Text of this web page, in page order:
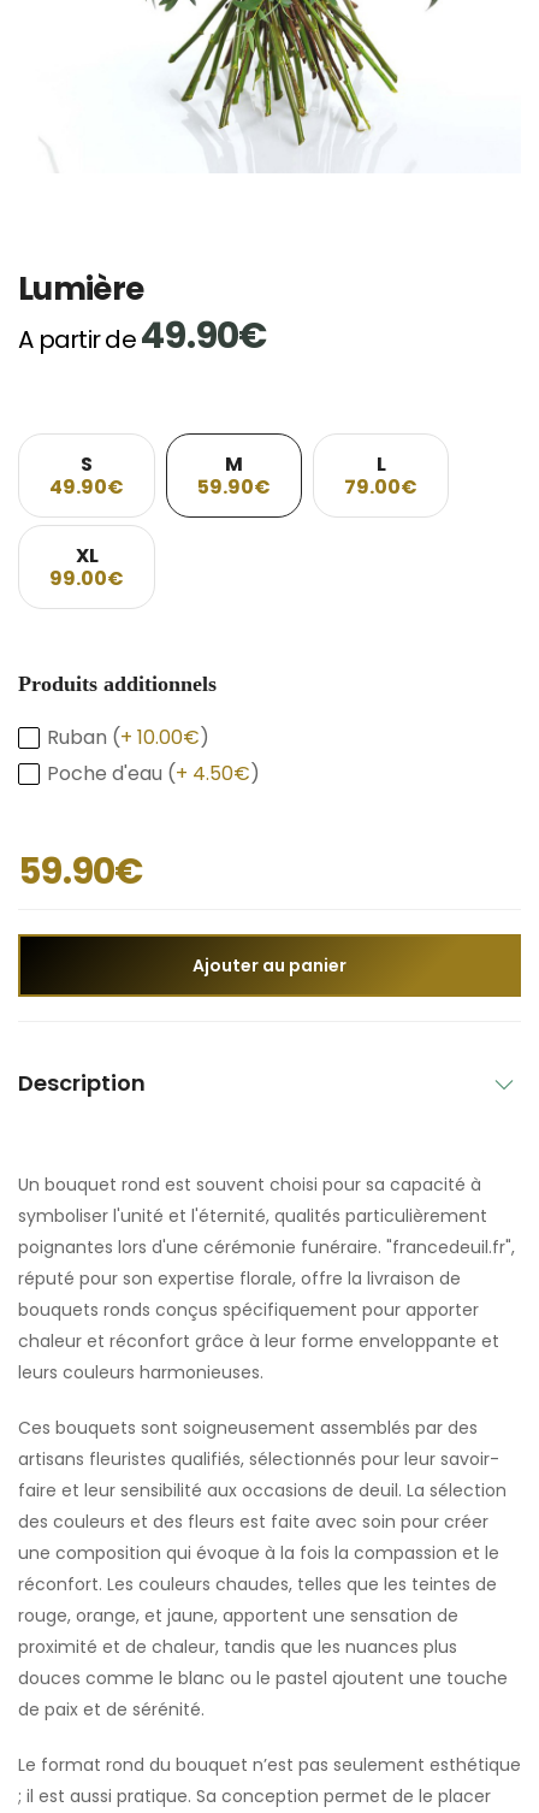
Lumière
A partir de49.90€
S
49.90€
M
59.90€
L
79.00€
XL
99.00€
Produits additionnels
Ruban (+ 10.00€)
Poche d'eau (+ 4.50€)
59.90€
Ajouter au panier
Description
Un bouquet rond est souvent choisi pour sa capacité à
symboliser l'unité et l'éternité, qualités particulièrement
poignantes lors d'une cérémonie funéraire. "francedeuil.fr",
réputé pour son expertise florale, offre la livraison de
bouquets ronds conçus spécifiquement pour apporter
chaleur et réconfort grâce à leur forme enveloppante et
leurs couleurs harmonieuses.
Ces bouquets sont soigneusement assemblés par des
artisans fleuristes qualifiés, sélectionnés pour leur savoir-
faire et leur sensibilité aux occasions de deuil. La sélection
des couleurs et des fleurs est faite avec soin pour créer
une composition qui évoque à la fois la compassion et le
réconfort. Les couleurs chaudes, telles que les teintes de
rouge, orange, et jaune, apportent une sensation de
proximité et de chaleur, tandis que les nuances plus
douces comme le blanc ou le pastel ajoutent une touche
de paix et de sérénité.
Le format rond du bouquet n’est pas seulement esthétique
; il est aussi pratique. Sa conception permet de le placer